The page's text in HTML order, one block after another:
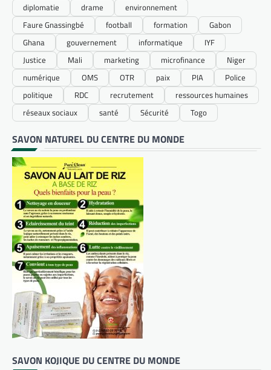
diplomatie
drame
environnement
Faure Gnassingbé
football formation
Gabon
Ghana
gouvernement informatique
IYF
Justice
Mali marketing microfinance
Niger
numérique
OMS OTR paix PIA
Police
politique
RDC recrutement
ressources humaines
réseaux sociaux
santé Sécurité Togo
SAVON NATUREL DU CENTRE DU MONDE
SAVON KOJIQUE DU CENTRE DU MONDE